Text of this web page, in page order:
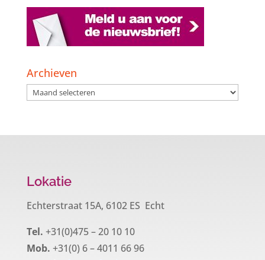
Archieven
Archieven
Lokatie
Echterstraat 15A, 6102 ES Echt
Tel. +31(0)475 – 20 10 10
Mob. +31(0) 6 – 4011 66 96